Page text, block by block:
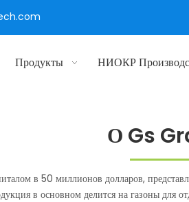
Продукты НИОКР
О Gs
в 50 миллионов долларов,
в основном делится на газоны для